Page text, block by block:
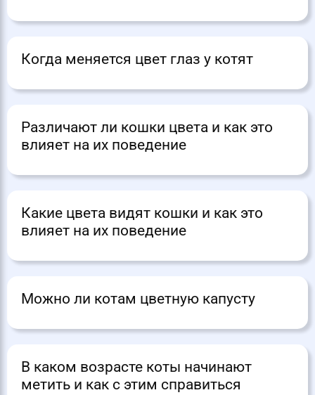
Когда меняется цвет глаз у котят
Различают ли кошки цвета и как это
влияет на их поведение
Какие цвета видят кошки и как это
влияет на их поведение
Можно ли котам цветную капусту
В каком возрасте коты начинают
метить и как с этим справиться